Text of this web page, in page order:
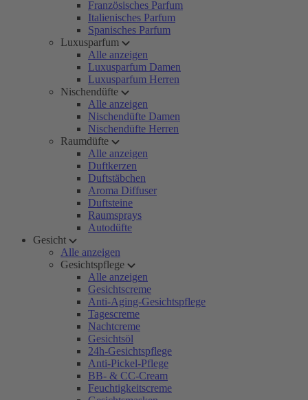
Französisches Parfum
Italienisches Parfum
Spanisches Parfum
Luxusparfum
Alle anzeigen
Luxusparfum Damen
Luxusparfum Herren
Nischendüfte
Alle anzeigen
Nischendüfte Damen
Nischendüfte Herren
Raumdüfte
Alle anzeigen
Duftkerzen
Duftstäbchen
Aroma Diffuser
Duftsteine
Raumsprays
Autodüfte
Gesicht
Alle anzeigen
Gesichtspflege
Alle anzeigen
Gesichtscreme
Anti-Aging-Gesichtspflege
Tagescreme
Nachtcreme
Gesichtsöl
24h-Gesichtspflege
Anti-Pickel-Pflege
BB- & CC-Cream
Feuchtigkeitscreme